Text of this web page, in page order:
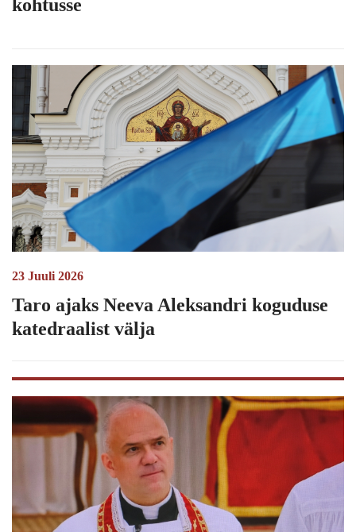
kohtusse
23 Juuli 2026
Taro ajaks Neeva Aleksandri koguduse
katedraalist välja